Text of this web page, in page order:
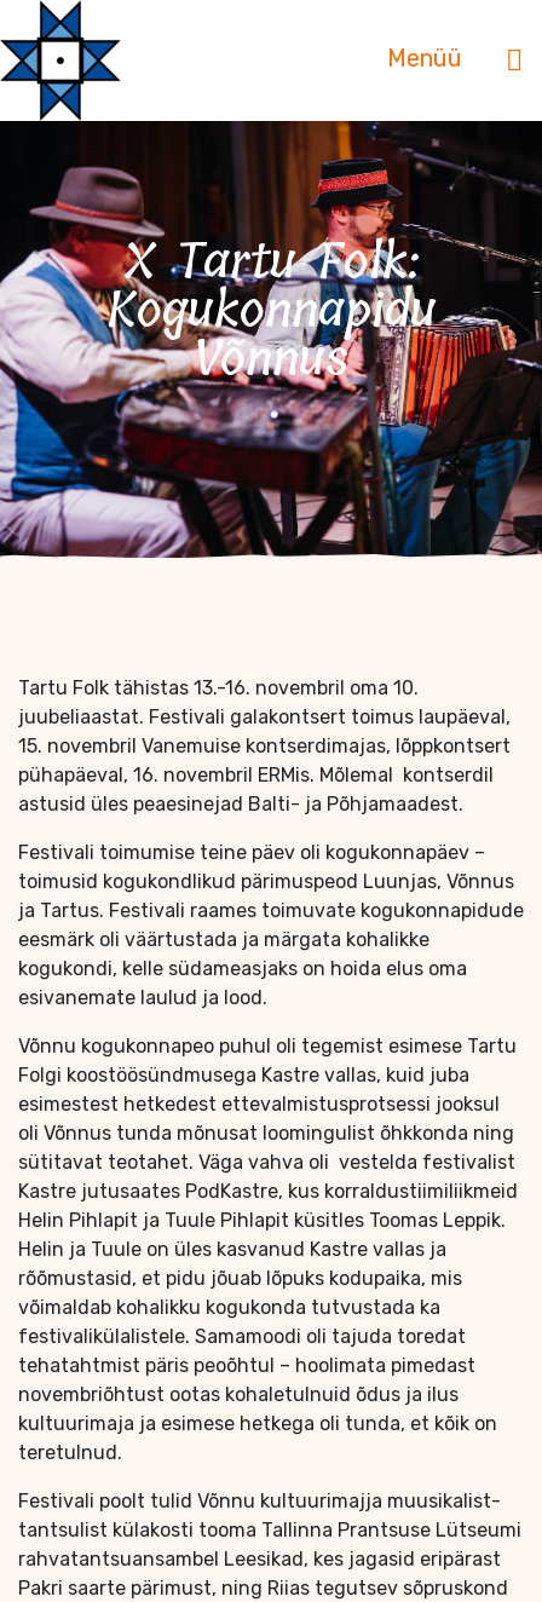
Menüü
X Tartu Folk:
Kogukonnapidu
Võnnus
Tartu Folk tähistas 13.-16. novembril oma 10.
juubeliaastat. Festivali galakontsert toimus laupäeval,
15. novembril Vanemuise kontserdimajas, lõppkontsert
pühapäeval, 16. novembril ERMis. Mõlemal kontserdil
astusid üles peaesinejad Balti- ja Põhjamaadest.
Festivali toimumise teine päev oli kogukonnapäev –
toimusid kogukondlikud pärimuspeod Luunjas, Võnnus
ja Tartus. Festivali raames toimuvate kogukonnapidude
eesmärk oli väärtustada ja märgata kohalikke
kogukondi, kelle südameasjaks on hoida elus oma
esivanemate laulud ja lood.
Võnnu kogukonnapeo puhul oli tegemist esimese Tartu
Folgi koostöösündmusega Kastre vallas, kuid juba
esimestest hetkedest ettevalmistusprotsessi jooksul
oli Võnnus tunda mõnusat loomingulist õhkkonda ning
sütitavat teotahet. Väga vahva oli vestelda festivalist
Kastre jutusaates PodKastre, kus korraldustiimiliikmeid
Helin Pihlapit ja Tuule Pihlapit küsitles Toomas Leppik.
Helin ja Tuule on üles kasvanud Kastre vallas ja
rõõmustasid, et pidu jõuab lõpuks kodupaika, mis
võimaldab kohalikku kogukonda tutvustada ka
festivalikülalistele. Samamoodi oli tajuda toredat
tehatahtmist päris peoõhtul – hoolimata pimedast
novembriõhtust ootas kohaletulnuid õdus ja ilus
kultuurimaja ja esimese hetkega oli tunda, et kõik on
teretulnud.
Festivali poolt tulid Võnnu kultuurimajja muusikalist-
tantsulist külakosti tooma Tallinna Prantsuse Lütseumi
rahvatantsuansambel Leesikad, kes jagasid eripärast
Pakri saarte pärimust, ning Riias tegutsev sõpruskond